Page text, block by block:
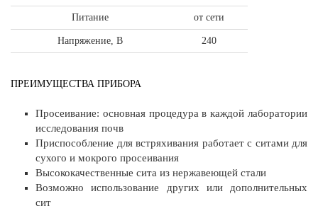
Питание от сети
Напряжение, В 240
ПРЕИМУЩЕСТВА ПРИБОРА
Просеивание: основная процедура в каждой лаборатории
исследования почв
Приспособление для встряхивания работает с ситами для
сухого и мокрого просеивания
Высококачественные сита из нержавеющей стали
Возможно использование других или дополнительных
сит